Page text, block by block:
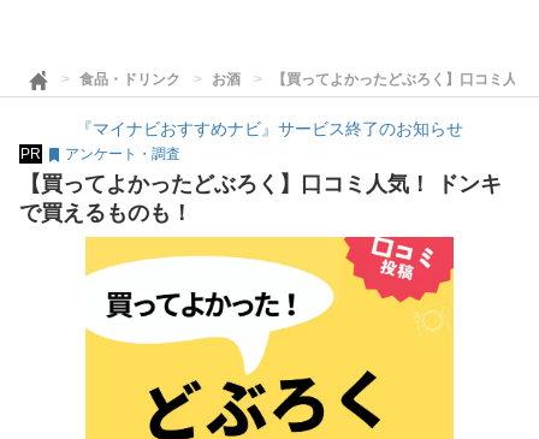
食品・ドリンク お酒 【買ってよかったどぶろく】口コミ人
『マイナビおすすめナビ』サービス終了のお知らせ
PR アンケート・調査
【買ってよかったどぶろく】口コミ人気！ ドンキ
で買えるものも！